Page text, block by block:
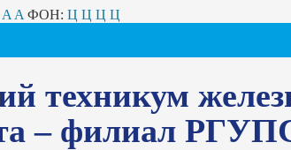
A A ФОН: Ц Ц Ц Ц
техникум
– филиал